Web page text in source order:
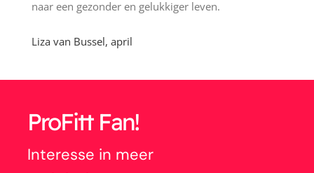
naar een gezonder en gelukkiger leven.
Liza van Bussel, april
ProFitt Fan!
Interesse in meer